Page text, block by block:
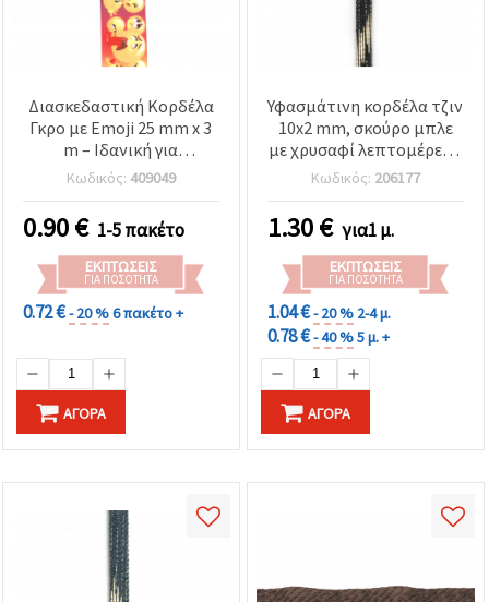
Διασκεδαστική Κορδέλα
Γκρο με Emoji 25 mm x 3
m – Ιδανική για
Δημιουργική Συσκευασία
Δώρου, Ευχετήριες
Κάρτες & Χειροτεχνίες
Κωδικός: 409049
0.90€ 1-5 πακέτο
ΕΚΠΤΏΣΕΙΣ
ΓΙΑ ΠΟΣΌΤΗΤΑ
0.72 €- 20 %6 πακέτο +
ΑΓΟΡΆ
Υφασμάτινη κορδέλα τζιν
10x2 mm, σκούρο μπλε
με χρυσαφί λεπτομέρεια,
1 μέτρο
Κωδικός: 206177
1.30€ για1 μ.
ΕΚΠΤΏΣΕΙΣ
ΓΙΑ ΠΟΣΌΤΗΤΑ
1.04 €- 20 % 2-4 μ.
0.78 €- 40 %5 μ. +
ΑΓΟΡΆ